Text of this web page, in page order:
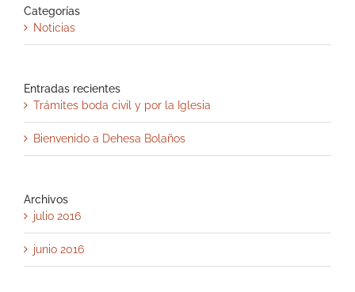
Categorías
Noticias
Entradas recientes
Trámites boda civil y por la Iglesia
Bienvenido a Dehesa Bolaños
Archivos
julio 2016
junio 2016